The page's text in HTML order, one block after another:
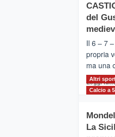
del
Il 6 – 7
propria
ma una
Leggi
Altri
Calcio a 5
La